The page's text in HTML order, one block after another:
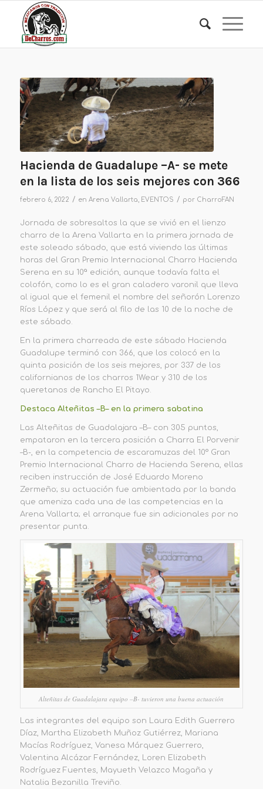
Hacienda de Guadalupe –A- se mete
en la lista de los seis mejores con 366
febrero 6, 2022 / en Arena Vallarta EVENTOS / por CharroFAN
Jornada de sobresaltos la que se vivió en el lienzo
charro de la Arena Vallarta en la primera jornada de
este soleado sábado , que está viviendo las últimas
horas del Gran Premio Internacional Charro Hacienda
Serena en su 10ª edición, aunque todavía falta el
colofón, como lo es el gran caladero varonil que lleva
al igual que el femenil el nombre del señorón Lorenzo
Ríos López y que será al filo de las 10 de la noche de
este sábado.
En la primera charreada de este sábado Hacienda
Guadalupe terminó con 366, que los colocó en la
quinta posición de los seis mejores, por 337 de los
californianos de los charros 1Wear y 310 de los
queretanos de Rancho El Pitayo.
Destaca Alteñitas–B–en la primera sabatina
Las Alteñitas de Guadalajara–B–con 305 puntos,
empataron en la tercera posición a Charra El Porvenir
–B-, en la competencia de escaramuzas del 10°Gran
Premio Internacional Charro de Hacienda Serena, ellas
reciben instrucción de José Eduardo Moreno
Zermeño; su actuación fue ambientada por la banda
que ameniza cada una de las competencias en la
Arena Vallarta; el arranque fue sin adicionales por no
presentar punta.
Alteñitas de Guadalajara equipo –B- tuvieron una buena actuación
Las integrantes del equipo son Laura Edith Guerrero
Díaz, Martha Elizabeth Muñoz Gutiérrez, Mariana
Macías Rodríguez, Vanesa Márquez Guerrero,
Valentina Alcázar Fernández, Loren Elizabeth
Rodríguez Fuentes, Mayueth Velazco Magaña y
Natalia Bezanilla Treviño.